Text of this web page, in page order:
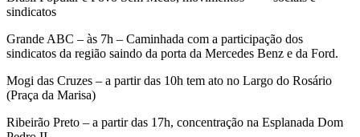
sindicatos
Grande ABC – às 7h – Caminhada com a participação dos
sindicatos da região saindo da porta da Mercedes Benz e da Ford.
Mogi das Cruzes – a partir das 10h tem ato no Largo do Rosário
(Praça da Marisa)
Ribeirão Preto – a partir das 17h, concentração na Esplanada Dom